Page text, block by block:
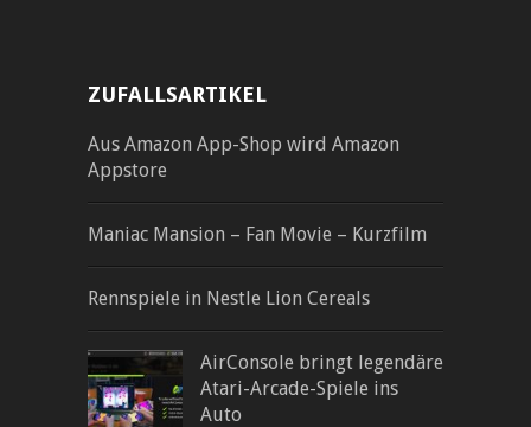
ZUFALLSARTIKEL
Aus Amazon App-Shop wird Amazon
Appstore
Maniac Mansion – Fan Movie – Kurzfilm
Rennspiele in Nestle Lion Cereals
AirConsole bringt legendäre
Atari-Arcade-Spiele ins
Auto